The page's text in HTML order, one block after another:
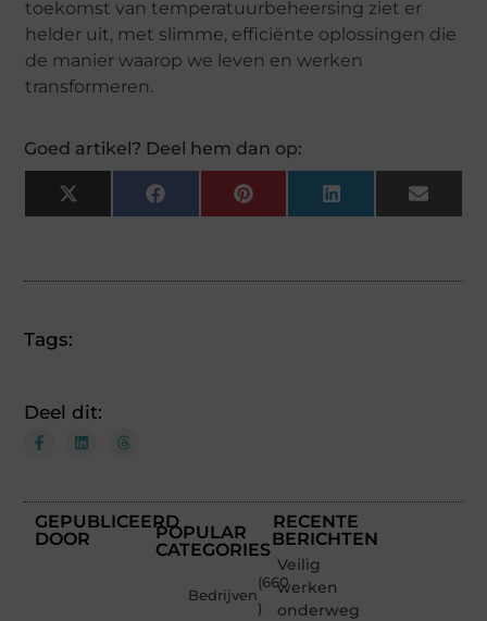
toekomst van temperatuurbeheersing ziet er
helder uit, met slimme, efficiënte oplossingen die
de manier waarop we leven en werken
transformeren.
Goed artikel? Deel hem dan op:
X
(Twitter)
FacebookPinterestLinkedInEmail
Tags:
Deel dit:
GEPUBLICEERD
DOOR
POPULAR
CATEGORIES
Bedrijven
(660
)
RECENTE
BERICHTEN
Veilig
werken
onderweg: